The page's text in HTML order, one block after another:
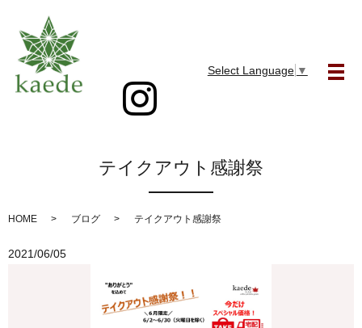
Select Language ▼
メ
テイクアウト感謝祭
HOME ブログ テイクアウト感謝祭
2021/06/05